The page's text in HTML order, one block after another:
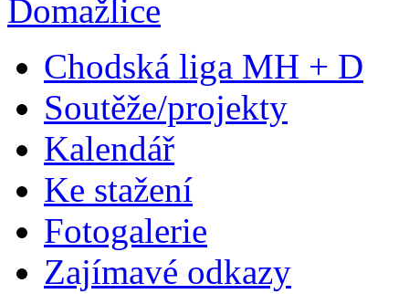
Chodská liga MH + D
Soutěže/projekty
Kalendář
Ke stažení
Fotogalerie
Zajímavé odkazy